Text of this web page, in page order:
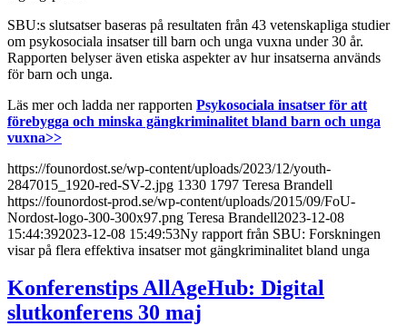
SBU:s slutsatser baseras på resultaten från 43 vetenskapliga studier
om psykosociala insatser till barn och unga vuxna under 30 år.
Rapporten belyser även etiska aspekter av hur insatserna används
för barn och unga.
Läs mer och ladda ner rapporten Psykosociala insatser för att
förebygga och minska gängkriminalitet bland barn och unga
vuxna>>
https://founordost.se/wp-content/uploads/2023/12/youth-
2847015_1920-red-SV-2.jpg 1330 1797 Teresa Brandell
https://founordost-prod.se/wp-content/uploads/2015/09/FoU-
Nordost-logo-300-300x97.png Teresa Brandell2023-12-08
15:44:392023-12-08 15:49:53Ny rapport från SBU: Forskningen
visar på flera effektiva insatser mot gängkriminalitet bland unga
Konferenstips AllAgeHub: Digital
slutkonferens 30 maj